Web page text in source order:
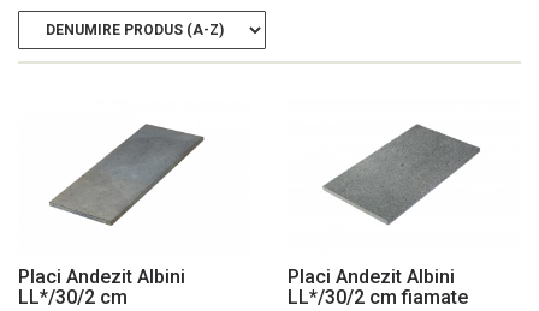
Placi Andezit Albini
LL*/30/2 cm
Placi Andezit Albini
LL*/30/2 cm fiamate